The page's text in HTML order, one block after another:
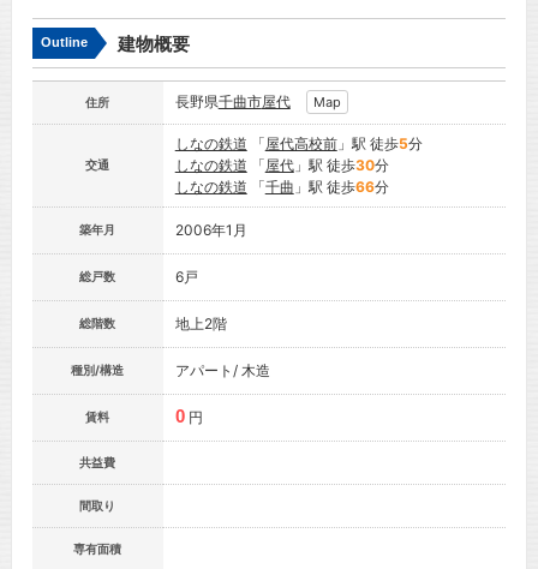
Outline 建物概要
住所 長野県千曲市屋代 Map
交通
しなの鉄道 「屋代高校前」駅 徒歩5分
しなの鉄道 「屋代」駅 徒歩30分
しなの鉄道 「千曲 」駅 徒歩66分
築年月 2006年1月
総戸数 6戸
総階数 地上2階
種別/構造 アパート/ 木造
賃料 0 円
共益費
間取り
専有面積